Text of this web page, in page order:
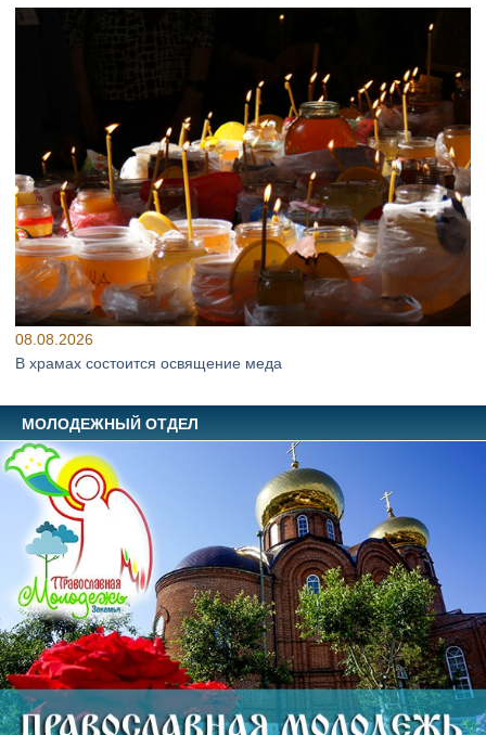
08.08.2026
В храмах состоится освящение меда
МОЛОДЕЖНЫЙ ОТДЕЛ